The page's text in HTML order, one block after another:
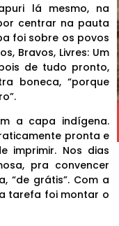
lá mesmo, na
centrar na pauta
foi sobre os povos
Bravos, Livres: Um
de tudo pronto,
boneca, “porque
a capa indígena.
pronta e
imprimir. Nos dias
pra convencer
“de grátis”. Com a
tarefa foi montar o